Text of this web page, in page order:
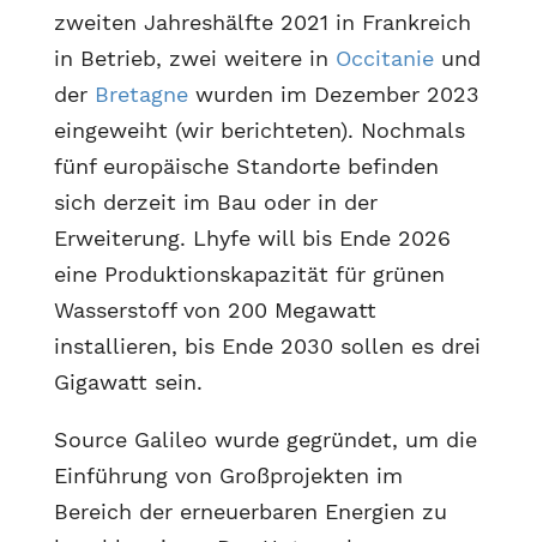
zweiten Jahreshälfte 2021 in Frankreich
in Betrieb, zwei weitere in Occitanieund
der Bretagnewurden im Dezember 2023
eingeweiht (wir berichteten). Nochmals
fünf europäische Standorte befinden
sich derzeit im Bau oder in der
Erweiterung. Lhyfe will bis Ende 2026
eine Produktionskapazität für grünen
Wasserstoff von 200 Megawatt
installieren, bis Ende 2030 sollen es drei
Gigawatt sein.
Source Galileo wurde gegründet, um die
Einführung von Großprojekten im
Bereich der erneuerbaren Energien zu